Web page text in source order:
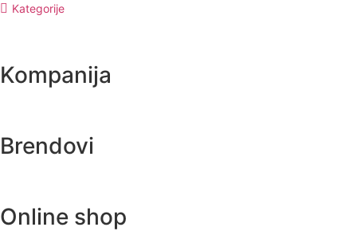
Kategorije
Kompanija
Brendovi
Online shop